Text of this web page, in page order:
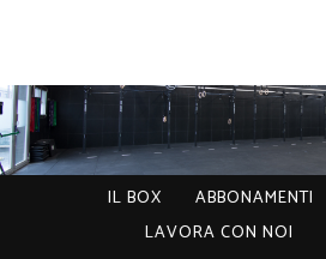
IL BOX ABBONAMENTI
LAVORA CON NOI